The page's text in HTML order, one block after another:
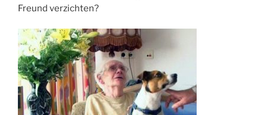
Freund verzichten?